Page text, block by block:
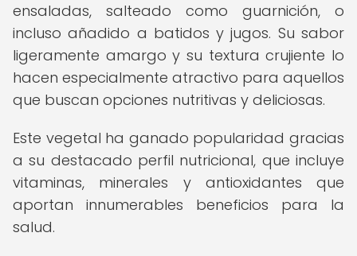
ensaladas, salteado como guarnición, o
incluso añadido a batidos y jugos. Su sabor
ligeramente amargo y su textura crujiente lo
hacen especialmente atractivo para aquellos
que buscan opciones nutritivas y deliciosas.
Este vegetal ha ganado popularidad gracias
a su destacado perfil nutricional, que incluye
vitaminas, minerales y antioxidantes que
aportan innumerables beneficios para la
salud.